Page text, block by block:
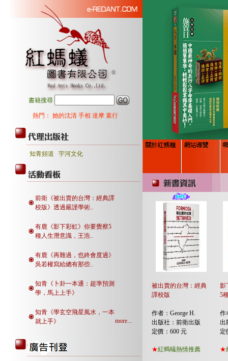
書籍搜尋
熱門： 她的沈清 手相 達摩 素行
知青頻道 宇河文化
前衛《被出賣的台灣：經典譯
校版》透過嚴謹學術..
有鹿《影下彩虹》你要覺察5
種人生潛意識，王浩..
有鹿《再難過，也終會度過》
吳若權寫給總有那些..
知青《卜卦一本通：超準預測
學，馬上上手》
知青《學玄空飛星風水，一本
就上手》
more...
被出賣的台灣：經典
譯校版
影
5
作者：George H.
出版社：前衛出版
定價：600 元
作
出
定
★紅螞蟻熱情推薦 ★